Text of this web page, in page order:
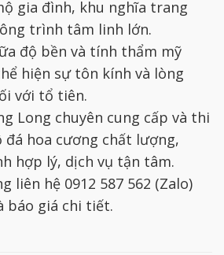
gia đình, khu nghĩa trang
trình tâm linh lớn.
độ bền và tính thẩm mỹ
hiện sự tôn kính và lòng
với tổ tiên.
Long chuyên cung cấp và thi
đá hoa cương chất lượng,
hợp lý, dịch vụ tận tâm.
liên hệ 0912 587 562 (Zalo)
báo giá chi tiết.